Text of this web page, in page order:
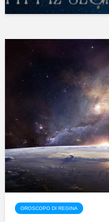
OROSCOPO DI REGINA